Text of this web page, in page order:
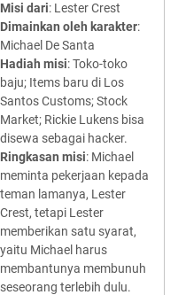
Misi dari: Lester Crest
Dimainkan oleh karakter:
Michael De Santa
Hadiah misi: Toko-toko
baju; Items baru di Los
Santos Customs; Stock
Market; Rickie Lukens bisa
disewa sebagai hacker.
Ringkasan misi: Michael
meminta pekerjaan kepada
teman lamanya, Lester
Crest, tetapi Lester
memberikan satu syarat,
yaitu Michael harus
membantunya membunuh
seseorang terlebih dulu.